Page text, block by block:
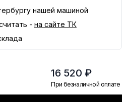
нашей машиной
- на сайте ТК
16 520 ₽
При безналичной оплате